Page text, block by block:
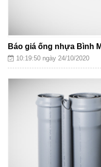
Báo giá ống nhựa Bình
10:19:50 ngày 24/10/2020